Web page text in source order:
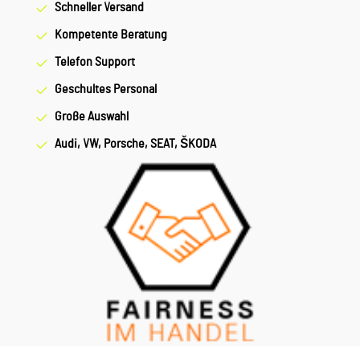
Schneller Versand
Kompetente Beratung
Telefon Support
Geschultes Personal
Große Auswahl
Audi, VW, Porsche, SEAT, ŠKODA